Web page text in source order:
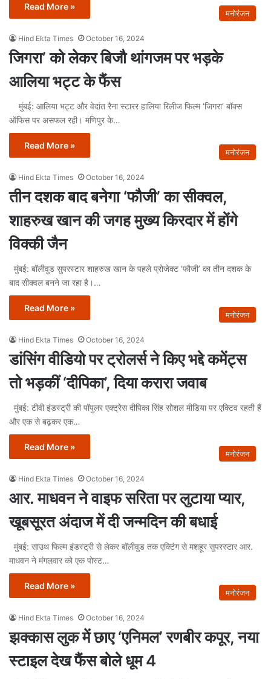
Read More »
मनोरंजन
Hind Ekta Times October 16, 2024
जिगरा’ को लेकर बिजौ थांगजम पर भड़के
आलिया भट्ट के फैंस
मुंबई: आलिया भट्ट और वेदांत रैना स्टारर हालिया रिलीज फिल्म ‘जिगरा’ बॉक्स
ऑफिस पर असफल रही। मणिपुर के…
Read More »
मनोरंजन
Hind Ekta Times October 16, 2024
तीन दशक बाद बनेगा ‘फौजी’ का सीक्वल,
शाहरुख खान की जगह मुख्य किरदार में होंगे
विक्की जैन
मुंबई: बॉलीवुड सुपरस्टार शाहरुख खान के पहले प्रोजेक्ट ‘फौजी’ का तीन दशक के
बाद सीक्वल बनने जा रहा है।…
Read More »
मनोरंजन
Hind Ekta Times October 16, 2024
डांसिंग वीडियो पर ट्रोलर्स ने किए भद्दे कमेंट्स
तो भड़कीं ‘दीपिका’, दिया करारा जवाब
मुंबई: टीवी इंडस्ट्री की पॉपुलर एक्ट्रेस दीपिका सिंह सोशल मीडिया पर एक्टिव रहती हैं
और एक से बढ़कर एक…
Read More »
मनोरंजन
Hind Ekta Times October 16, 2024
आर. माधवन ने वाइफ सरिता पर लुटाया प्यार,
खूबसूरत अंदाज में दी जन्मदिन की बधाई
मुंबई: साउथ फिल्म इंडस्ट्री से लेकर बॉलीवुड तक एक्टिंग से मशहूर सुपरस्टार आर.
माधवन ने मंगलवार को एक पोस्ट…
Read More »
मनोरंजन
Hind Ekta Times October 16, 2024
झक्कास लुक में छाए ‘एनिमल’ रणबीर कपूर, नया
स्टाइल देख फैंस बोले धूम 4